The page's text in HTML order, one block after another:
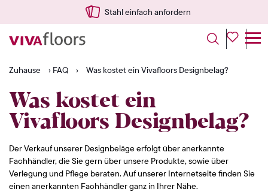
Stahl einfach anfordern
Zuhause › FAQ › Was kostet ein Vivafloors Designbelag?
Was kostet ein
Vivafloors Designbelag?
Der Verkauf unserer Designbeläge erfolgt über anerkannte
Fachhändler, die Sie gern über unsere Produkte, sowie über
Verlegung und Pflege beraten. Auf unserer Internetseite finden Sie
einen anerkannten Fachhändler ganz in Ihrer Nähe.